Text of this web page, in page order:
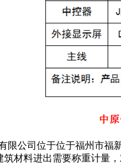
限公司位于位于福州市福
筑材料进出需要称重计量